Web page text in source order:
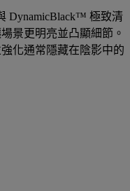
DynamicBlack™ 極致清
景更明亮並凸顯細節。
化通常隱藏在陰影中的